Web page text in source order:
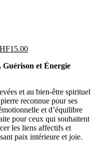
15.00
Guérison et Énergie
et au bien-être spirituel
reconnue pour ses
et d’équilibre
pour ceux qui souhaitent
les liens affectifs et
paix intérieure et joie.